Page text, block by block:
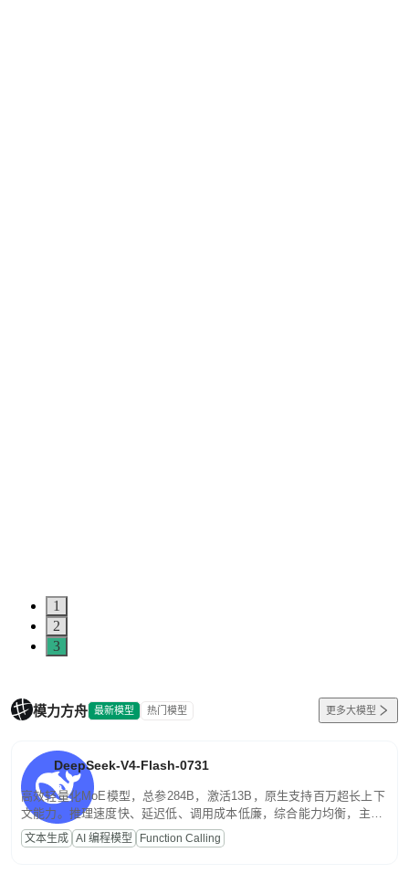
1
2
3
模力方舟 最新模型 热门模型 更多大模型
DeepSeek-V4-Flash-0731
高效轻量化MoE模型，总参284B，激活13B，原生支持百万超长上下
文能力。推理速度快、延迟低、调用成本低廉，综合能力均衡，主打
高并发、轻量化任务，适合日常对话、内容创作、基础 RAG、批量
文案处理等普惠刚需场景。
文本生成 AI 编程模型 Function Calling